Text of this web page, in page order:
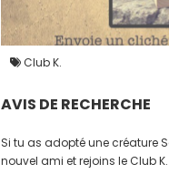
AVIS DE RECHERCHE
Si tu as adopté une créature
Club K.